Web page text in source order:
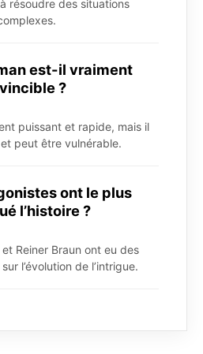
résoudre des situations
est-il vraiment
?
puissant et rapide, mais il
peut être vulnérable.
ont le plus
l’histoire ?
Reiner Braun ont eu des
l’évolution de l’intrigue.